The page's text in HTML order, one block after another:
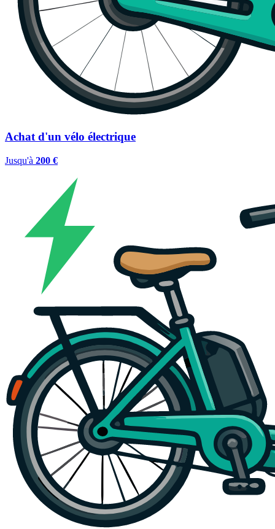
Achat d'un vélo électrique
Jusqu'à 200 €